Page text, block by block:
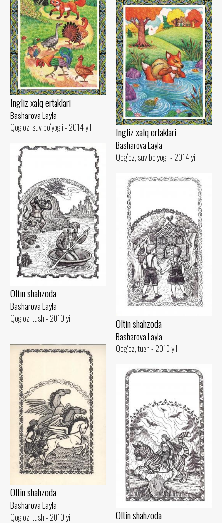
Ingliz xalq ertaklari
Basharova Layla
Qog‘oz, suv bo‘yog‘i - 2014 yil
Ingliz xalq ertaklari
Basharova Layla
Qog‘oz, suv bo‘yog‘i - 2014 yil
Oltin shahzoda
Basharova Layla
Qog‘oz, tush - 2010 yil
Oltin shahzoda
Basharova Layla
Qog‘oz, tush - 2010 yil
Oltin shahzoda
Basharova Layla
Qog‘oz, tush - 2010 yil
Oltin shahzoda